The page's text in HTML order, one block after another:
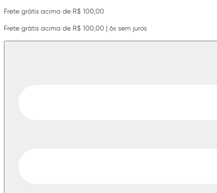
Frete grátis acima de R$ 100,00
Frete grátis acima de R$ 100,00 | 6x sem juros